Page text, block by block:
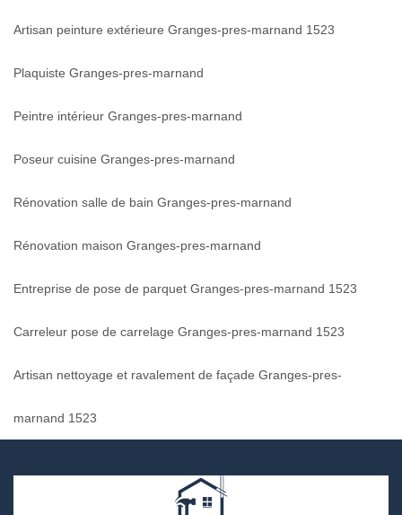
Artisan peinture extérieure Granges-pres-marnand 1523
Plaquiste Granges-pres-marnand
Peintre intérieur Granges-pres-marnand
Poseur cuisine Granges-pres-marnand
Rénovation salle de bain Granges-pres-marnand
Rénovation maison Granges-pres-marnand
Entreprise de pose de parquet Granges-pres-marnand 1523
Carreleur pose de carrelage Granges-pres-marnand 1523
Artisan nettoyage et ravalement de façade Granges-pres-
marnand 1523